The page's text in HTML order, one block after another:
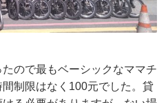
ので最もベーシックなママチ
制限はなく100元でした。貸